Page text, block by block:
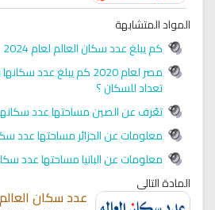
المواد المتشابهة
كم يبلغ عدد سكان العالم لعام 2024
مصر لعام 2020 كم يبلغ
تعداد للسكان ؟
تعّرف عن الصين مساحتها عدد
معلومات عن الجزائر مساحتها عدد
معلومات عن البانيا مساحتها عدد
المادة التالي
عدد سكان